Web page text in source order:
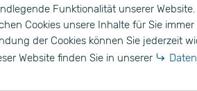
2.1" (WCAG 2.1 bis Level AA).
aus praktischen Gründen der
Form benötigen, so nehmen
zugänglicher Form übermitteln.
Funktionalität unserer
Cookies unsere Inhalte für Sie
der Cookies können Sie jederzeit
Website finden Sie in unserer